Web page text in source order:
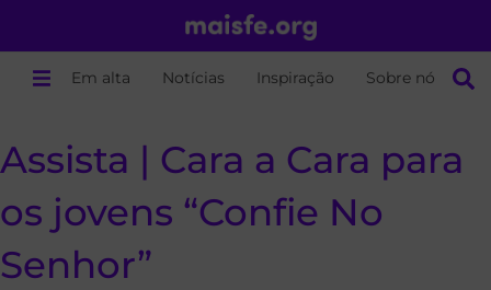
Em alta Notícias Inspiração Sobre nós
Assista | Cara a Cara para
os jovens “Confie No
Senhor”